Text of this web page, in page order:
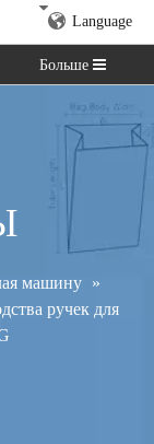
Language
Больше
машину »
ручек для